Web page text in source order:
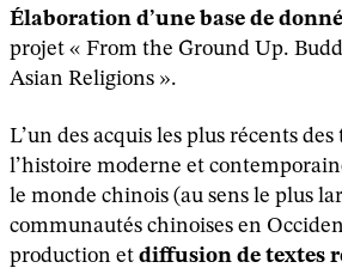
Élaboration d’une base de
projet « From the Ground Up.
Asian Religions ».
L’un des acquis les plus récents
l’histoire moderne et
le monde chinois (au sens le plus
communautés chinoises en
production et diffusion de textes